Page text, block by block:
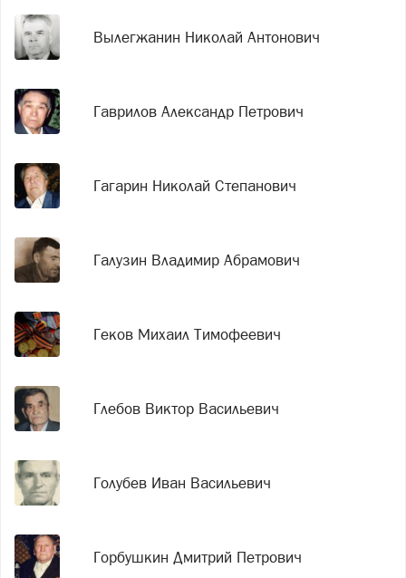
Вылегжанин Николай Антонович
Гаврилов Александр Петрович
Гагарин Николай Степанович
Галузин Владимир Абрамович
Геков Михаил Тимофеевич
Глебов Виктор Васильевич
Голубев Иван Васильевич
Горбушкин Дмитрий Петрович